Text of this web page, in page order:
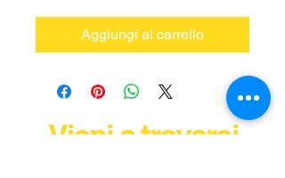
Aggiungi al carrello
Vieni a trovarci